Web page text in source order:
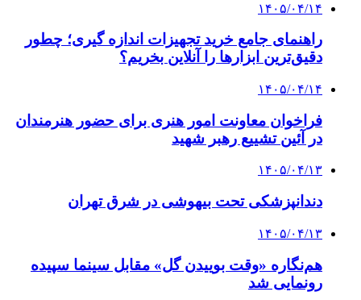
۱۴۰۵/۰۴/۱۴
راهنمای جامع خرید تجهیزات اندازه گیری؛ چطور
دقیق‌ترین ابزارها را آنلاین بخریم؟
۱۴۰۵/۰۴/۱۴
فراخوان معاونت امور هنری برای حضور هنرمندان
در آئین تشییع رهبر شهید
۱۴۰۵/۰۴/۱۳
دندانپزشکی تحت بیهوشی در شرق تهران
۱۴۰۵/۰۴/۱۳
هم‌نگاره «وقت بوییدن گل» مقابل سینما سپیده
رونمایی شد